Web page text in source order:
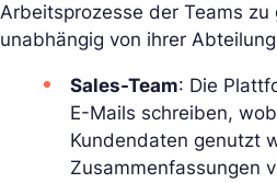
Arbeitsprozesse der Teams
unabhängig von ihrer
Sales-Team: Die
E-Mails schreiben,
Kundendaten genutzt
Zusammenfassungen